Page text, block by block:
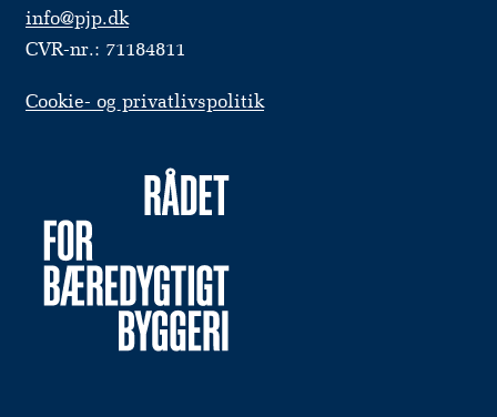
info@pjp.dk
CVR-nr.: 71184811
Cookie- og privatlivspolitik